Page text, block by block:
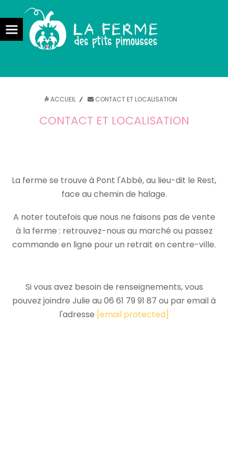
ACCUEIL CONTACT ET LOCALISATION
CONTACT ET LOCALISATION
La ferme se trouve à Pont l'Abbé, au lieu-dit le Rest,
face au chemin de halage.
A noter toutefois que nous ne faisons pas de vente
à la ferme : retrouvez-nous au marché ou passez
commande en ligne pour un retrait en centre-ville.
Si vous avez besoin de renseignements, vous
pouvez joindre Julie au 06 61 79 91 87 ou par email à
l'adresse [email protected]